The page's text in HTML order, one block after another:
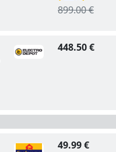
899.00 €
448.50 €
49.99 €